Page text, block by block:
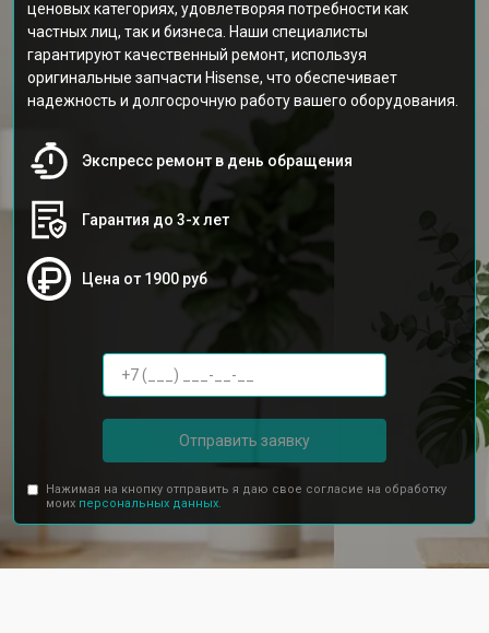
ценовых категориях, удовлетворяя потребности как
частных лиц, так и бизнеса. Наши специалисты
гарантируют качественный ремонт, используя
оригинальные запчасти Hisense, что обеспечивает
надежность и долгосрочную работу вашего оборудования.
Экспресс ремонт в день обращения
Гарантия до 3-х лет
Цена от 1900 руб
Отправить заявку
Нажимая на кнопку отправить я даю свое согласие на обработку
моих персональных данных.